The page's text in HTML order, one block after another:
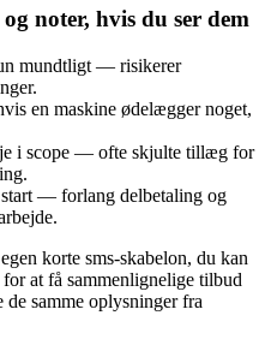
noter, hvis du ser dem
mundtligt — risikerer
en maskine ødelægger noget,
i scope — ofte skjulte tillæg for
— forlang delbetaling og
korte sms‑skabelon, du kan
at få sammenlignelige tilbud
samme oplysninger fra